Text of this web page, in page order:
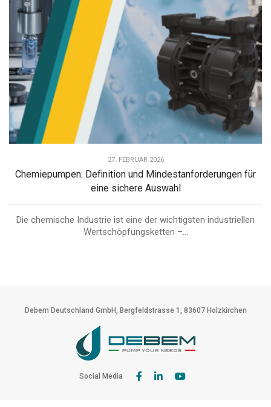
27. FEBRUAR 2026
Chemiepumpen: Definition und Mindestanforderungen für
eine sichere Auswahl
Die chemische Industrie ist eine der wichtigsten industriellen
Wertschöpfungsketten –...
Debem Deutschland GmbH, Bergfeldstrasse 1, 83607 Holzkirchen
Social Media